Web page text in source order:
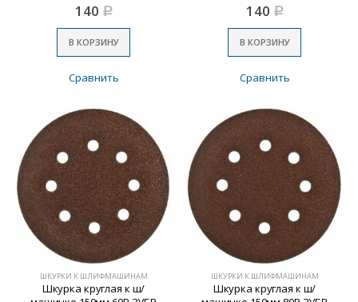
140 Р
В КОРЗИНУ
Сравнить
140 Р
В КОРЗИНУ
Сравнить
ШКУРКИ К ШЛИФМАШИНАМ
Шкурка круглая к ш/
ШКУРКИ К ШЛИФМАШИНАМ
Шкурка круглая к ш/